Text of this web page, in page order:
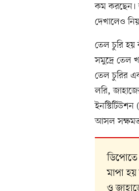
কম করছেন।
দেখালেও
তেল চুরি হয়
সমুদ্রে তেল
তেল চুরির
লরি,
আসল
ডিপোতে
মাপা